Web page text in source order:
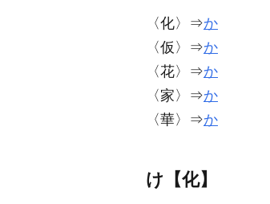
〈化〉⇒か
〈仮〉⇒か
〈花〉⇒か
〈家〉⇒か
〈華〉⇒か
け【化】